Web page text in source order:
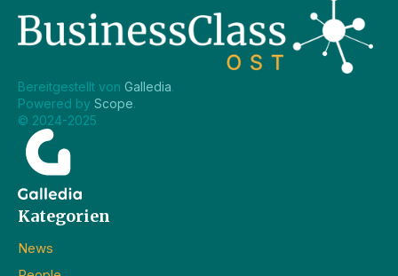
Bereitgestellt von Galledia.
Powered by Scope.
© 2024-2025
Kategorien
News